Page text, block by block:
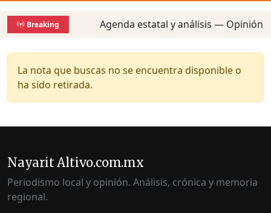
Breaking Agenda estatal y análisis —
La nota que buscas no se encuentra disponible o
ha sido retirada.
Nayarit Altivo.com.mx
Periodismo local y opinión. Análisis, crónica y memoria
regional.